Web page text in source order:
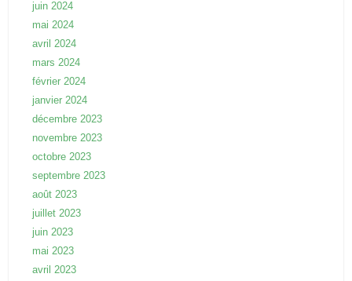
juin 2024
mai 2024
avril 2024
mars 2024
février 2024
janvier 2024
décembre 2023
novembre 2023
octobre 2023
septembre 2023
août 2023
juillet 2023
juin 2023
mai 2023
avril 2023